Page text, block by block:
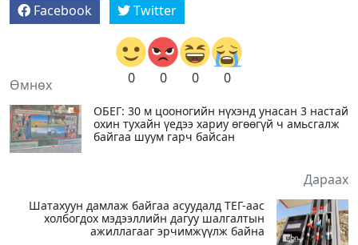
Facebook Twitter
0 0 0 0
Өмнөх
ОБЕГ: 30 м цооногийн нүхэнд унасан 3 настай
охин тухайн үедээ хариу өгөөгүй ч амьсгалж
байгаа шуум гарч байсан
Дараах
Шатахуун дамлаж байгаа асуудалд ТЕГ-аас
холбогдох мэдээллийн дагуу шалгалтын
ажиллагааг эрчимжүүлж байна